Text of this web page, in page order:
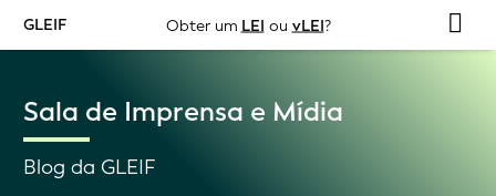
GLEIF Obter um LEI ou vLEI?
Sala de Imprensa e Mídia
Blog da GLEIF